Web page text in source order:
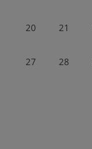
20 21
27 28